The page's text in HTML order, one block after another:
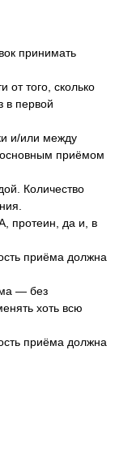
принимать
от того, сколько
в первой
и/или между
приёмом
Количество
протеин, да и, в
приёма должна
— без
хоть всю
приёма должна